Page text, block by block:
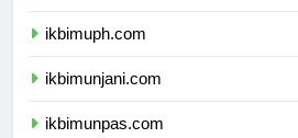
ikbimuph.com
ikbimunjani.com
ikbimunpas.com